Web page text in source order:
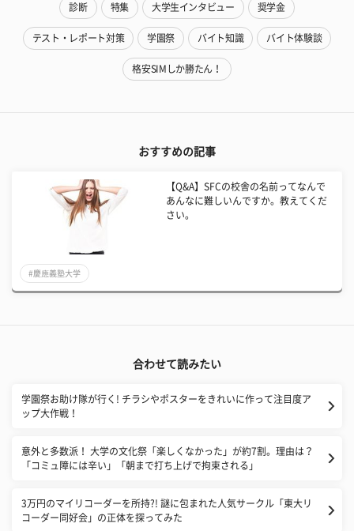
診断 特集 大学生インタビュー 奨学金
テスト・レポート対策 学園祭 バイト知識 バイト体験談
格安SIMしか勝たん！
おすすめの記事
【Q&A】SFCの校舎の名前ってなんで
あんなに難しいんですか。教えてくだ
さい。
#慶應義塾大学
合わせて読みたい
学園祭お助け隊が行く! チラシやポスターをきれいに作って注目度ア
ップ大作戦！
意外と多数派！ 大学の文化祭「楽しくなかった」が約7割。理由は？
「コミュ障には辛い」「朝まで打ち上げで拘束される」
3万円のマイリコーダーを所持?! 謎に包まれた人気サークル「東大リ
コーダー同好会」の正体を探ってみた